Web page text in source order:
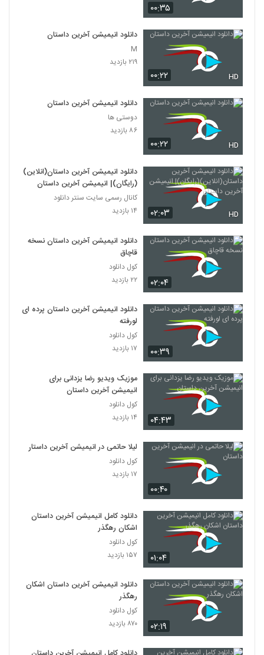
۰۰:۳۵
۰۰:۲۲ HD
دانلود انیمیشن آخرین داستان
M
۲۱۹ بازدید
۰۰:۲۲ HD
دانلود انیمیشن آخرین داستان
دوستی ها
۸۶ بازدید
۰۲:۰۳ HD
دانلود انیمیشن آخرین داستان(انلاین)
(رایگان)| انیمیشن آخرین داستان
کانال رسمی سایت سنتر دانلود
۱۴ بازدید
۰۲:۰۴
دانلود انیمیشن آخرین داستان نسخه
قاچاق
کول دانلود
۲۲ بازدید
۰۰:۳۹
دانلود انیمیشن آخرین داستان پرده ای
لورفته
کول دانلود
۱۷ بازدید
۰۴:۴۳
موزیک ویدیو رضا یزدانی برای
انیمیشن آخرین داستان
کول دانلود
۱۴ بازدید
۰۰:۴۰
لیلا حاتمی در انیمیشن آخرین داستان
کول دانلود
۱۷ بازدید
۰۱:۰۴
دانلود کامل انیمیشن آخرین داستان
اشکان رهگذر
کول دانلود
۱۵۷ بازدید
۰۲:۱۹
دانلود انیمیشن آخرین داستان اشکان
رهگذر
کول دانلود
۸۷۰ بازدید